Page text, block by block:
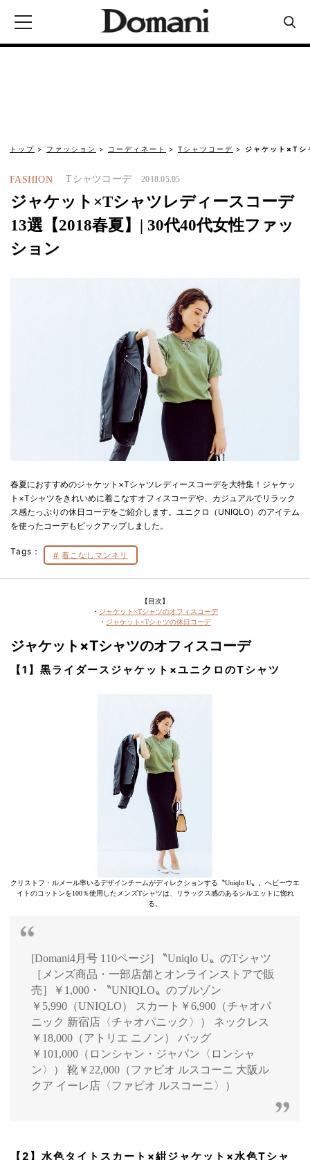
トップ ファッション コーディネート Tシャツコーデ ジャケット×T
FASHION Tシャツコーデ 2018.05.05
ジャケット×Tシャツレディースコーデ
13選【2018春夏】| 30代40代女性ファッ
ション
春夏におすすめのジャケット×Tシャツレディースコーデを大特集！ジャケッ
ト×Tシャツをきれいめに着こなすオフィスコーデや、カジュアルでリラック
ス感たっぷりの休日コーデをご紹介します。ユニクロ（UNIQLO）のアイテム
を使ったコーデもピックアップしました。
Tags： 着こなしマンネリ
【目次】
・ ジャケット×Tシャツのオフィスコーデ
・ ジャケット×Tシャツの休日コーデ
ジャケット×Tシャツのオフィスコーデ
【1】黒ライダースジャケット×ユニクロのTシャツ
クリストフ・ルメール率いるデザインチームがディレクションする〝Uniqlo U〟。ヘビーウエ
イトのコットンを100％使用したメンズTシャツは、リラックス感のあるシルエットに惚れ
る。
[Domani4月号 110ページ] 〝Uniqlo U〟のTシャツ
［メンズ商品・一部店舗とオンラインストアで販
売］￥1,000・〝UNIQLO〟のブルゾン
￥5,990（UNIQLO） スカート￥6,900（チャオパ
ニック 新宿店〈チャオパニック〉） ネックレス
￥18,000（アトリエ ニノン） バッグ
￥101,000（ロンシャン・ジャパン〈ロンシャ
ン〉） 靴￥22,000（ファビオ ルスコーニ 大阪ル
クア イーレ店〈ファビオ ルスコーニ〉）
【2】水色タイトスカート×紺ジャケット×水色Tシャ